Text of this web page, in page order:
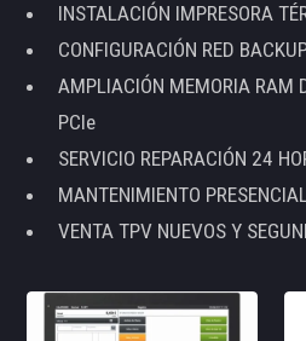
INSTALACIÓN IMPRESORA
CONFIGURACIÓN RED
AMPLIACIÓN MEMORIA RAM
PCIe
SERVICIO REPARACIÓN 24
MANTENIMIENTO
VENTA TPV NUEVOS Y